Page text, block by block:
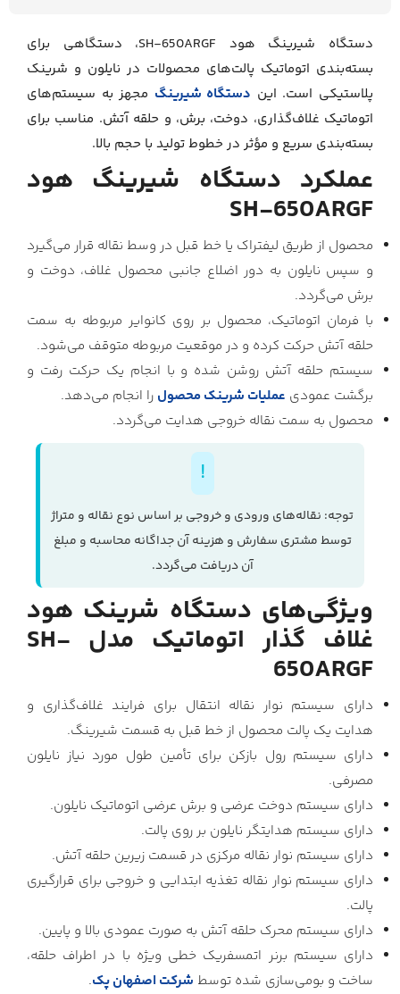
دستگاه شیرینگ هود SH-650ARGF، دستگاهی برای
بسته‌بندی اتوماتیک پالت‌های محصولات در نایلون و شرینک
پلاستیکی است. این دستگاه شیرینگ مجهز به سیستم‌های
اتوماتیک غلاف‌گذاری، دوخت، برش، و حلقه آتش. مناسب برای
بسته‌بندی سریع و مؤثر در خطوط تولید با حجم بالا.
عملکرد دستگاه شیرینگ هود
SH-650ARGF
محصول از طریق لیفتراک یا خط قبل در وسط نقاله قرار می‌گیرد
و سپس نایلون به دور اضلاع جانبی محصول غلاف، دوخت و
برش می‌گردد.
با فرمان اتوماتیک، محصول بر روی کانوایر مربوطه به سمت
حلقه آتش حرکت کرده و در موقعیت مربوطه متوقف می‌شود.
سیستم حلقه آتش روشن شده و با انجام یک حرکت رفت و
برگشت عمودی عملیات شرینک محصول را انجام می‌دهد.
محصول به سمت نقاله خروجی هدایت می‌گردد.
توجه: نقاله‌های ورودی و خروجی بر اساس نوع نقاله و متراژ
توسط مشتری سفارش و هزینه آن جداگانه محاسبه و مبلغ
آن دریافت می‌گردد.
ویژگی‌های دستگاه شرینک هود
غلاف گذار اتوماتیک مدل SH-
650ARGF
دارای سیستم نوار نقاله انتقال برای فرایند غلاف‌گذاری و
هدایت یک پالت محصول از خط قبل به قسمت شیرینگ.
دارای سیستم رول بازکن برای تأمین طول مورد نیاز نایلون
مصرفی.
دارای سیستم دوخت عرضی و برش عرضی اتوماتیک نایلون.
دارای سیستم هدایتگر نایلون بر روی پالت.
دارای سیستم نوار نقاله مرکزی در قسمت زیرین حلقه آتش.
دارای سیستم نوار نقاله تغذیه ابتدایی و خروجی برای قرارگیری
پالت.
دارای سیستم محرک حلقه آتش به صورت عمودی بالا و پایین.
دارای سیستم برنر اتمسفریک خطی ویژه با در اطراف حلقه،
ساخت و بومی‌سازی شده توسط شرکت اصفهان پک.